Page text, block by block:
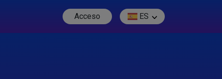
Acceso ES